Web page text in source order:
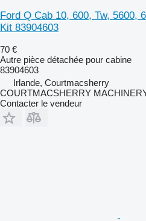
Ford Q Cab 10, 600, Tw, 5600,
Kit 83904603
70 €
Autre pièce détachée pour cabine
83904603
Irlande, Courtmacsherry
COURTMACSHERRY
Contacter le vendeur